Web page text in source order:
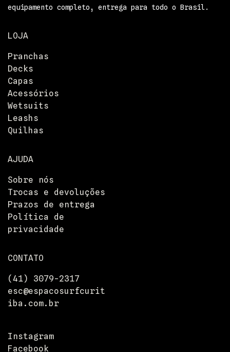
equipamento completo, entrega para todo o Brasil.
LOJA
Pranchas
Decks
Capas
Acessórios
Wetsuits
Leashs
Quilhas
AJUDA
Sobre nós
Trocas e devoluções
Prazos de entrega
Política de
privacidade
CONTATO
(41) 3079-2317
esc@espacosurfcurit
iba.com.br
Instagram
Facebook